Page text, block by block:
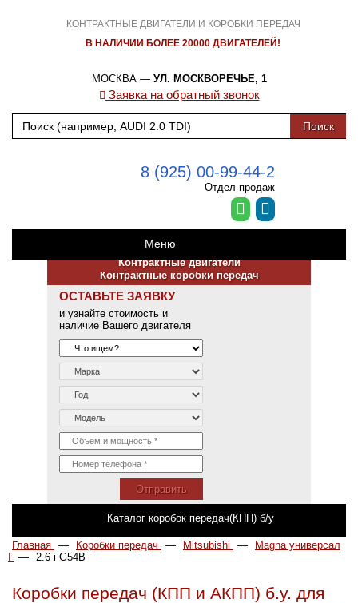
КОНТРАКТНЫЕ ДВИГАТЕЛИ И КОРОБКИ ПЕРЕДАЧ
В НАЛИЧИИ БОЛЕЕ 20000 ДВИГАТЕЛЕЙ!
МОСКВА — УЛ. МОСКВОРЕЧЬЕ, 1
Заявка на обратный звонок
8 (925) 00-99-44-2
Отдел продаж
Меню
Контрактные двигатели
Контрактные коробки передач
ОСТАВЬТЕ ЗАЯВКУ
и узнайте стоимость и
наличие Вашего двигателя
Отправить
Каталог коробок передач(КПП) б/у
Главная — Коробки передач — Mitsubishi —
Magna универсал
— 2.6 i G54B
Коробки передач (КПП и АКПП) б.у. для